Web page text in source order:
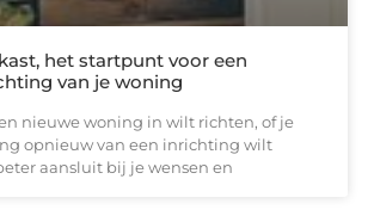
het startpunt voor een
van je woning
nieuwe woning in wilt richten, of je
opnieuw van een inrichting wilt
aansluit bij je wensen en